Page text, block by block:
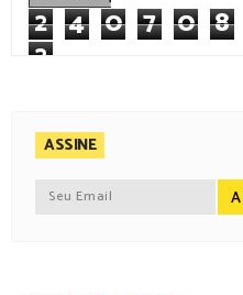
2 4 0 7 0 8
2
ASSINE